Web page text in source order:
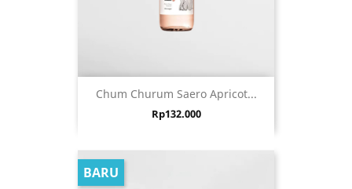
Chum Churum Saero Apricot...
Harga
Rp132.000
BARU